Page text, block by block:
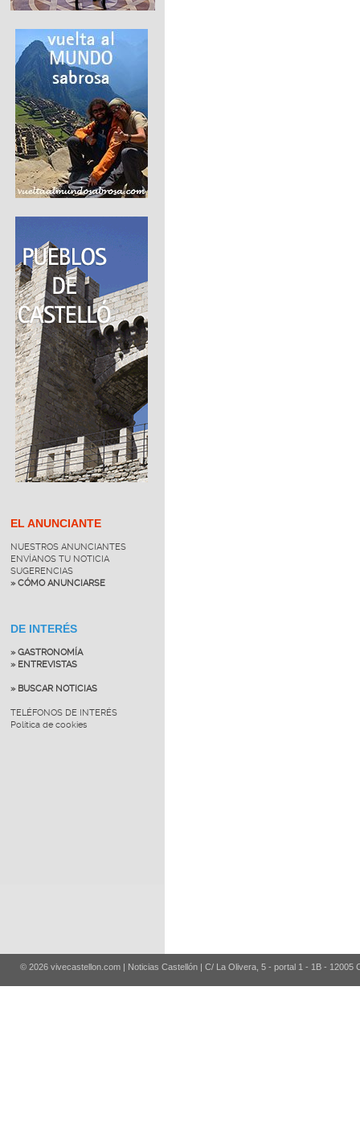
EL ANUNCIANTE
NUESTROS ANUNCIANTES
ENVÍANOS TU NOTICIA
SUGERENCIAS
» CÓMO ANUNCIARSE
DE INTERÉS
» GASTRONOMÍA
» ENTREVISTAS
» BUSCAR NOTICIAS
TELÉFONOS DE INTERÉS
Política de cookies
© 2026 vivecastellon.com | Noticias Castellón | C/ La Olivera, 5 - portal 1 - 1B - 12005